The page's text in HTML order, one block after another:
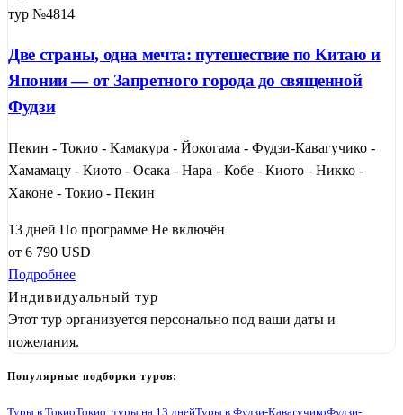
тур №4814
Две страны, одна мечта: путешествие по Китаю и
Японии — от Запретного города до священной
Фудзи
Пекин - Токио - Камакура - Йокогама - Фудзи-Кавагучико -
Хамамацу - Киото - Осака - Нара - Кобе - Киото - Никко -
Хаконе - Токио - Пекин
13 дней По программе Не включён
от 6 790 USD
Подробнее
Индивидуальный тур
Этот тур организуется персонально под ваши даты и
пожелания.
Популярные подборки туров:
Туры в ТокиоТокио: туры на 13 днейТуры в Фудзи-КавагучикоФудзи-